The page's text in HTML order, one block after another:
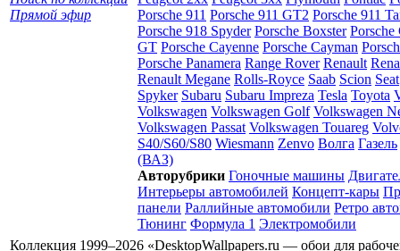
Прямой эфир
Porsche 911 Porsche 911 GT2 Porsche 911
Porsche 918 Spyder Porsche Boxster Porsche
GT Porsche Cayenne Porsche Cayman
Porsche Panamera Range Rover Renault
Renault Megane Rolls-Royce Saab Scion Seat
Spyker Subaru Subaru Impreza Tesla Toyota
Volkswagen Volkswagen Golf Volkswagen
Volkswagen Passat Volkswagen Touareg
S40/S60/S80 Wiesmann Zenvo Волга Газель
(ВАЗ)
Авторубрики Гоночные машины
Интерьеры автомобилей Концепт-кары
панели Раллийные автомобили Ретро
Тюнинг Формула 1 Электромобили
Коллекция 1999–2026 «DesktopWallpapers.ru — обои для